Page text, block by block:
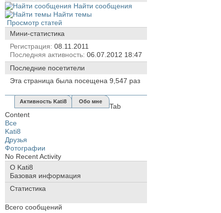
Найти сообщения
Найти темы
Просмотр статей
Мини-статистика
Регистрация 08.11.2011
Последняя активность 06.07.2012 18:47
Последние посетители
Эта страница была посещена 9,547 раз
Активность Kati8 Обо мне
Tab
Content
Все
Kati8
Друзья
Фотографии
No Recent Activity
О Kati8
Базовая информация
Статистика
Всего сообщений